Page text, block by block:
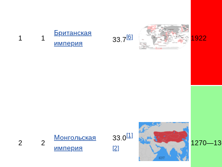
1 1
Британская
империя
33.7[6] 1922
2 2
Монгольская
империя
33.0[1]
[2]